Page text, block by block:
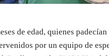
de edad, quienes
por un equipo de